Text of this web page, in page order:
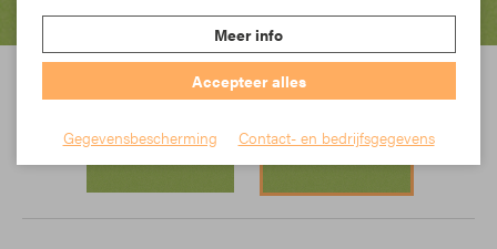
Meer info
Accepteer alles
Gegevensbescherming Contact- en bedrijfsgegevens